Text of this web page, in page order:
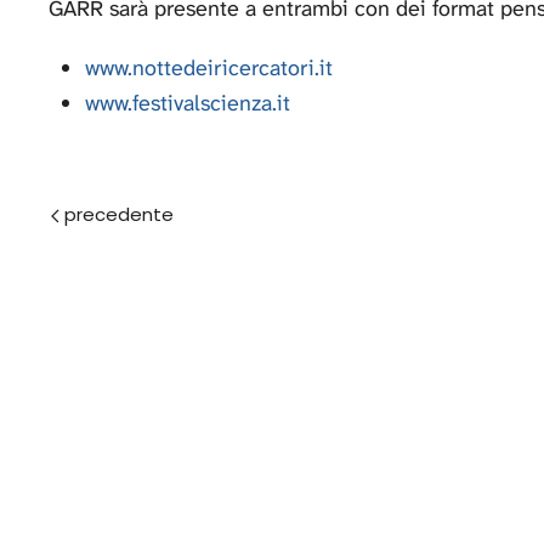
GARR sarà presente a entrambi con dei format
www.nottedeiricercatori.it
www.festivalscienza.it